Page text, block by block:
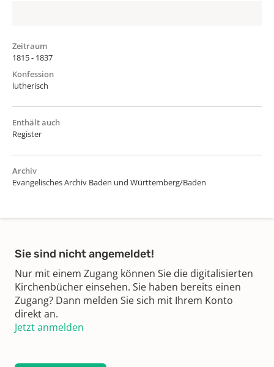
Zeitraum
1815 - 1837
Konfession
lutherisch
Enthält auch
Register
Archiv
Evangelisches Archiv Baden und Württemberg/Baden
Sie sind nicht angemeldet!
Nur mit einem Zugang können Sie die digitalisierten
Kirchenbücher einsehen. Sie haben bereits einen
Zugang? Dann melden Sie sich mit Ihrem Konto
direkt an.
Jetzt anmelden